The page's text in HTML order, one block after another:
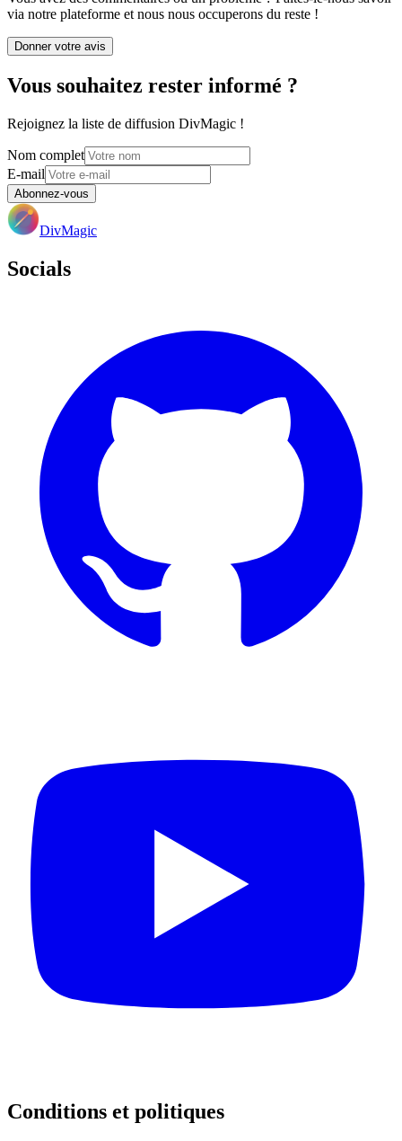
via notre plateforme et nous nous occuperons du reste !
Donner votre avis
Vous souhaitez rester informé ?
Rejoignez la liste de diffusion DivMagic !
Nom complet
E-mail
Abonnez-vous
DivMagic
Socials
Conditions et politiques